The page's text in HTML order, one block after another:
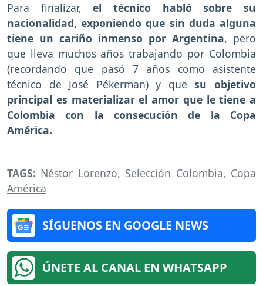
Para finalizar,el técnico habló sobre su
nacionalidad, exponiendo que sin duda alguna
tiene un cariño inmenso por Argentina, pero
que lleva muchos años trabajando por Colombia
(recordando que pasó 7 años como asistente
técnico de José Pékerman) y quesu objetivo
principal es materializar el amor que le tiene a
Colombia con la consecución de la Copa
América.
TAGS: Néstor Lorenzo, Selección Colombia, Copa
América
SÍGUENOS EN GOOGLE NEWS
ÚNETE AL CANAL EN WHATSAPP